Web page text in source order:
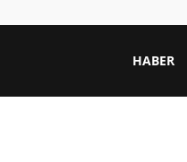
HABER